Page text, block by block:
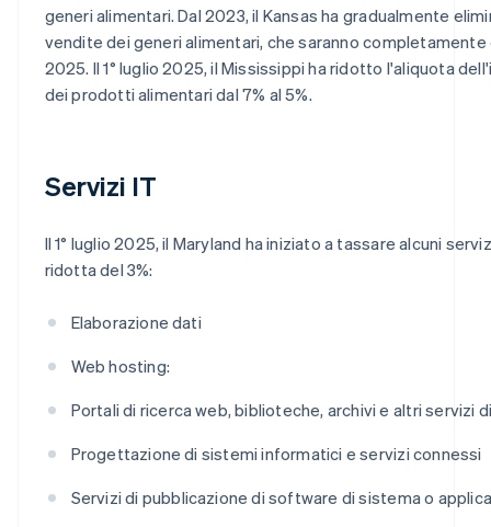
generi alimentari. Dal 2023, il Kansas ha gradualmente
vendite dei generi alimentari, che saranno
2025. Il 1° luglio 2025, il Mississippi ha ridotto l'aliquota
dei prodotti alimentari dal 7% al 5%.
Servizi IT
Il 1° luglio 2025, il Maryland ha iniziato a tassare alcuni
ridotta del 3%:
Elaborazione dati
Web hosting:
Portali di ricerca web, biblioteche, archivi e altri servizi
Progettazione di sistemi informatici e servizi connessi
Servizi di pubblicazione di software di sistema o